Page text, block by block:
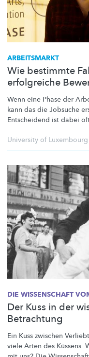
ARBEITSMARKT
Wie bestimmte
erfolgreiche
Wenn eine Phase der
kann das die Jobsuche
Entscheidend ist dabei
University of Luxembourg
DIE WISSENSCHAFT
Der Kuss in der
Betrachtung
Ein Kuss zwischen
viele Arten des Küssens.